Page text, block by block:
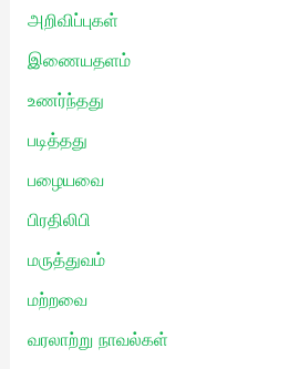
அறிவிப்புகள்
இணையதளம்
உணர்ந்தது
படித்தது
பழையவை
பிரதிலிபி
மருத்துவம்
மற்றவை
வரலாற்று நாவல்கள்